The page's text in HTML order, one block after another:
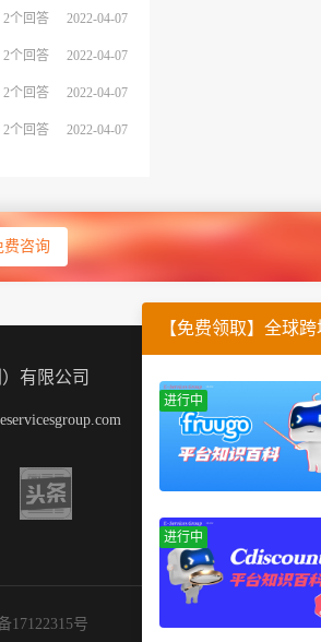
2个回答 2022-04-07
2个回答 2022-04-07
2个回答 2022-04-07
2个回答 2022-04-07
费咨询
有限公司
17122315号
【免费领取】全球
进行中
进行中